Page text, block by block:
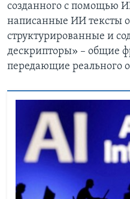
созданного с помощью
написанные ИИ тексты
структурированные и
дескрипторы» – общие
передающие реального